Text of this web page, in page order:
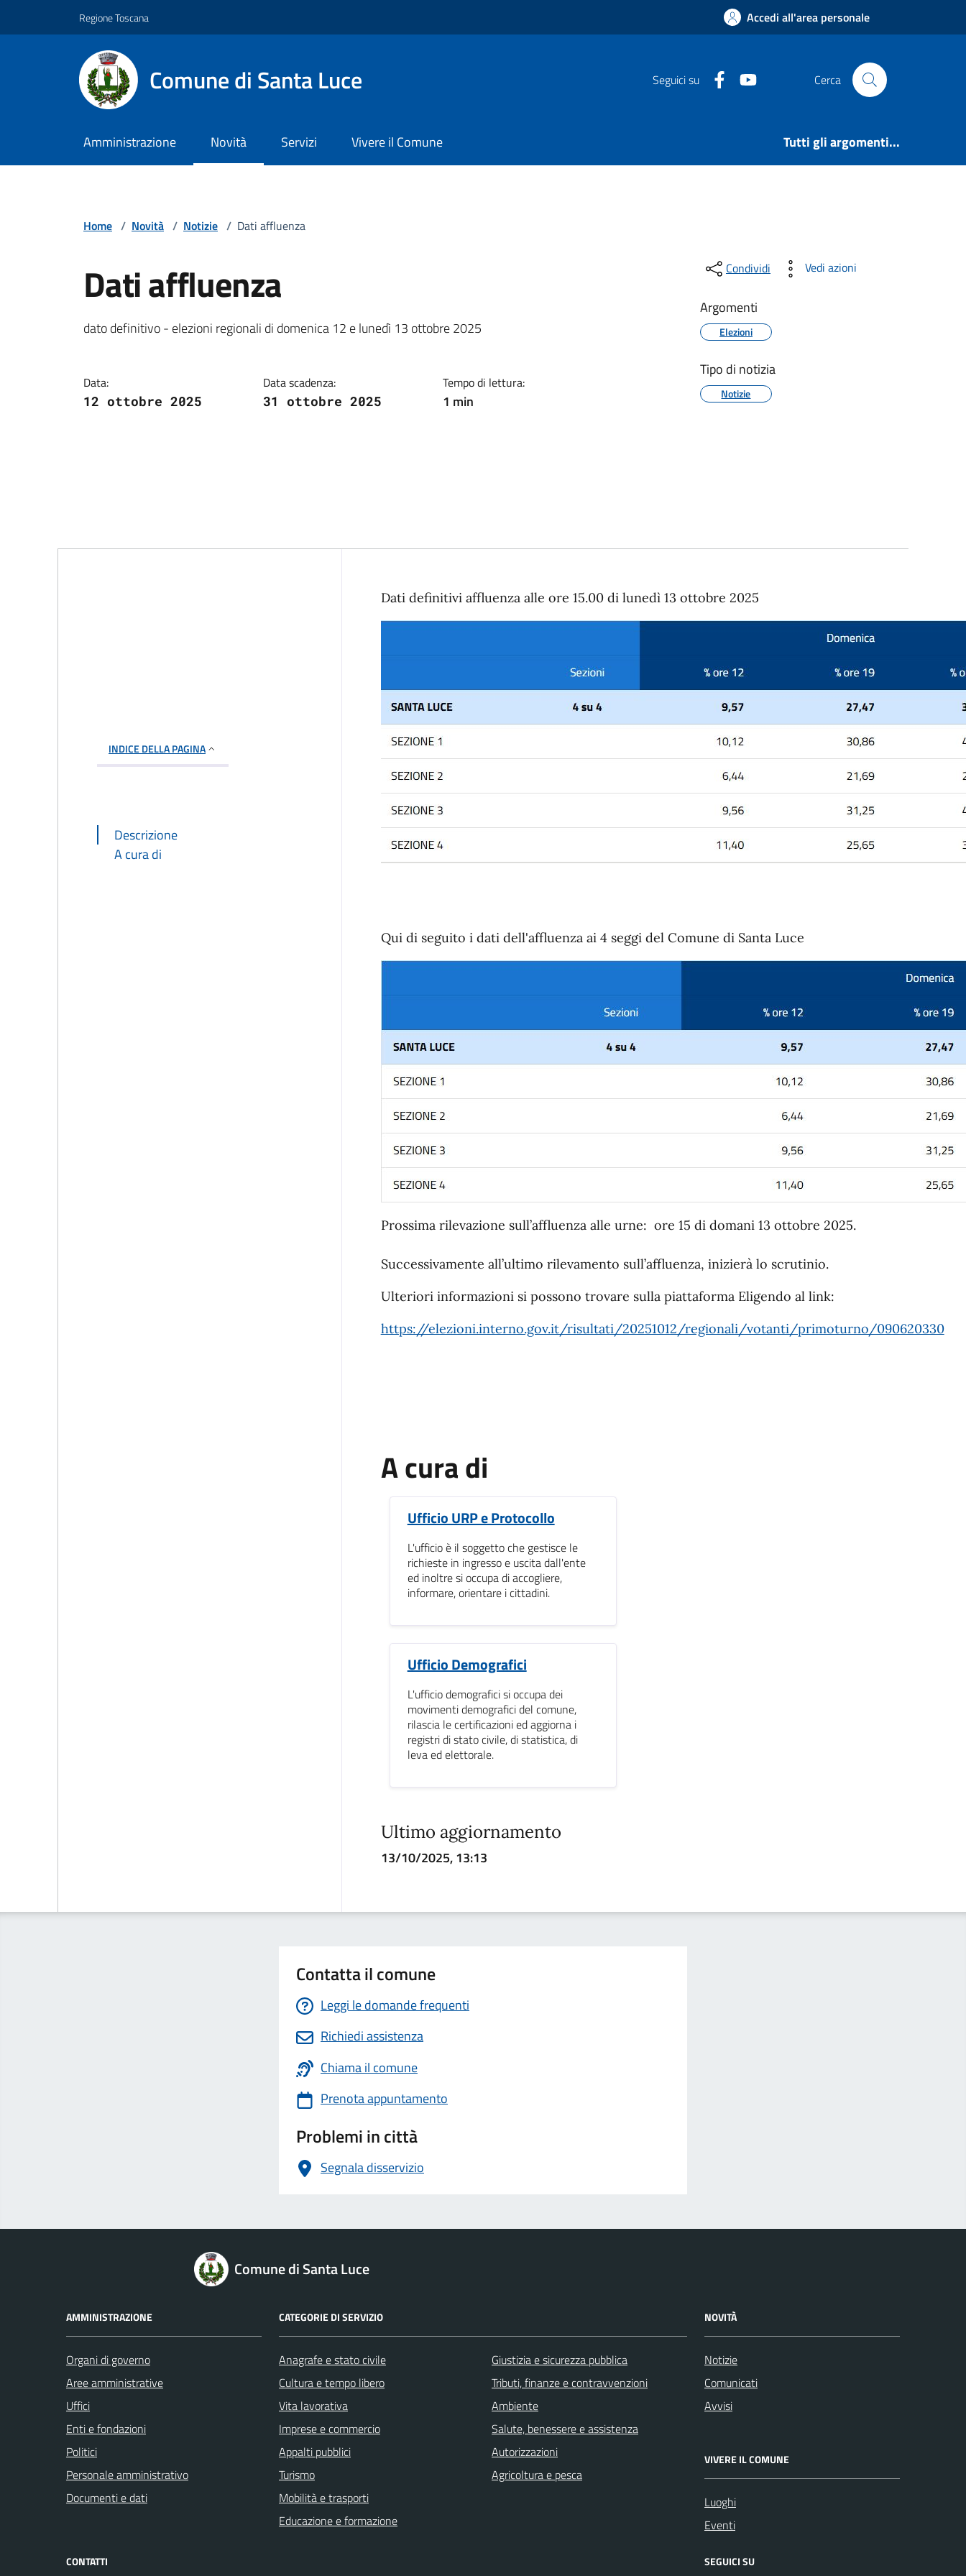
Regione Toscana Accedi all'area personale
Comune di Santa Luce Seguici su FacebookYoutube Cerca
Amministrazione Novità Servizi Vivere il Comune Tutti gli argomenti...
Home / Novità / Notizie / Dati affluenza
Dati affluenza
Dettagli della notizia
dato definitivo - elezioni regionali di domenica 12 e lunedì 13 ottobre 2025
Data:
12 ottobre 2025
Data scadenza:
31 ottobre 2025
Tempo di lettura:
1 min
Condividi Vedi azioni
Argomenti
Elezioni
Tipo di notizia
Notizie
INDICE DELLA PAGINA
Descrizione
A cura di
Descrizione
Dati definitivi affluenza alle ore 15.00 di lunedì 13 ottobre 2025
Qui di seguito i dati dell'affluenza ai 4 seggi del Comune di Santa Luce
Prossima rilevazione sull’affluenza alle urne: ore 15 di domani 13 ottobre 2025.
Successivamente all’ultimo rilevamento sull’affluenza, inizierà lo scrutinio.
Ulteriori informazioni si possono trovare sulla piattaforma Eligendo al link:
https://elezioni.interno.gov.it/risultati/20251012/regionali/votanti/primoturno/090620330
A cura di
Ufficio URP e Protocollo
L'ufficio è il soggetto che gestisce le
richieste in ingresso e uscita dall'ente
ed inoltre si occupa di accogliere,
informare, orientare i cittadini.
Ufficio Demografici
L'ufficio demografici si occupa dei
movimenti demografici del comune,
rilascia le certificazioni ed aggiorna i
registri di stato civile, di statistica, di
leva ed elettorale.
Ultimo aggiornamento
13/10/2025, 13:13
Contatta il comune
Leggi le domande frequenti
Richiedi assistenza
Chiama il comune
Prenota appuntamento
Problemi in città
Segnala disservizio
Comune di Santa Luce
AMMINISTRAZIONE
Organi di governo
Aree amministrative
Uffici
Enti e fondazioni
Politici
Personale amministrativo
Documenti e dati
CATEGORIE DI SERVIZIO
Anagrafe e stato civile
Cultura e tempo libero
Vita lavorativa
Imprese e commercio
Appalti pubblici
Turismo
Mobilità e trasporti
Educazione e formazione
Giustizia e sicurezza pubblica
Tributi, finanze e contravvenzioni
Ambiente
Salute, benessere e assistenza
Autorizzazioni
Agricoltura e pesca
NOVITÀ
Notizie
Comunicati
Avvisi
VIVERE IL COMUNE
Luoghi
Eventi
CONTATTI SEGUICI SU